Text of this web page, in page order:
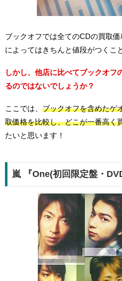
ブックオフでは全てのCDの買取
によってはきちんと値段がつくこ
しかし、他店に比べてブックオフ
るのではないでしょうか？
ここでは、 ブックオフを含めたゲ
取価格を比較し、どこが一番高く
たいと思います！
嵐 『One(初回限定盤・